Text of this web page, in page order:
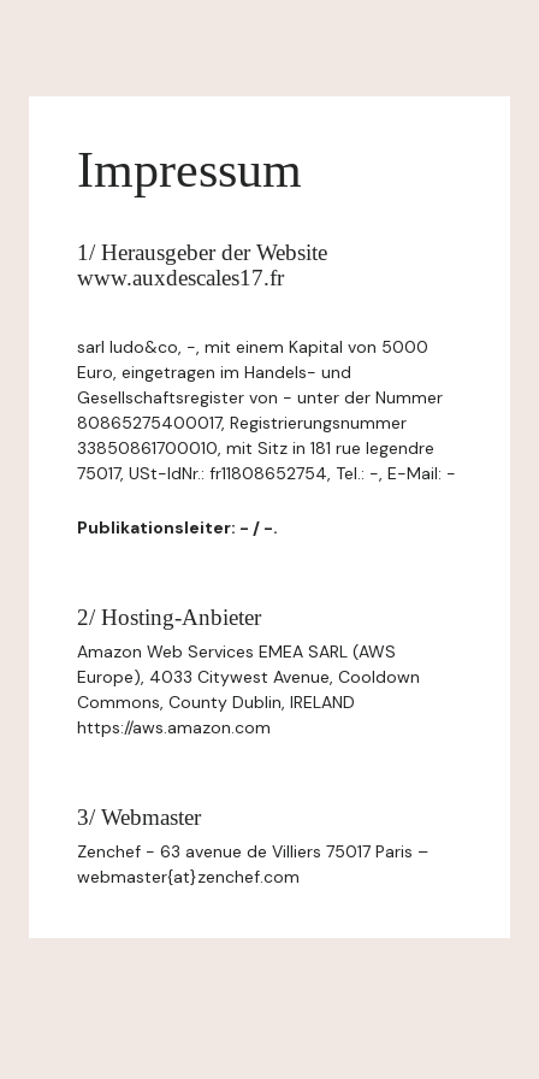
Impressum
1/ Herausgeber der Website
www.auxdescales17.fr
sarl ludo&co, -, mit einem Kapital von 5000
Euro, eingetragen im Handels- und
Gesellschaftsregister von - unter der Nummer
80865275400017, Registrierungsnummer
33850861700010, mit Sitz in 181 rue legendre
75017, USt-IdNr.: fr11808652754, Tel.: -, E-Mail: -
Publikationsleiter: - / -.
2/ Hosting-Anbieter
Amazon Web Services EMEA SARL (AWS
Europe), 4033 Citywest Avenue, Cooldown
Commons, County Dublin, IRELAND
https://aws.amazon.com
3/ Webmaster
Zenchef - 63 avenue de Villiers 75017 Paris –
webmaster{at}zenchef.com